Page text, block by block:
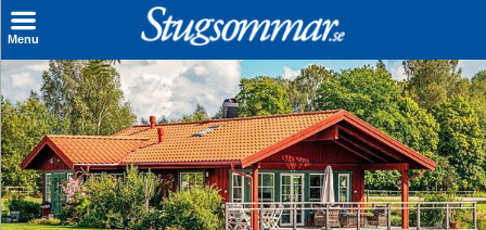
Menu
Sök stuga
Sista Minuten
Genvägar
Inspiration